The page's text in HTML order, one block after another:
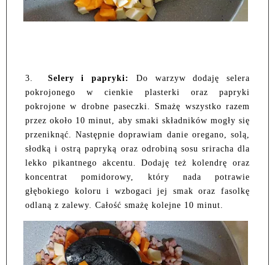
3. Selery i papryki:
Do warzyw dodaję selera
pokrojonego w cienkie plasterki oraz papryki
pokrojone w drobne paseczki. Smażę wszystko razem
przez około 10 minut, aby smaki składników mogły się
przeniknąć. Następnie doprawiam danie oregano, solą,
słodką i ostrą papryką oraz odrobiną sosu sriracha dla
lekko pikantnego akcentu. Dodaję też kolendrę oraz
koncentrat pomidorowy, który nada potrawie
głębokiego koloru i wzbogaci jej smak oraz fasolkę
odlaną z zalewy. Całość smażę kolejne 10 minut.